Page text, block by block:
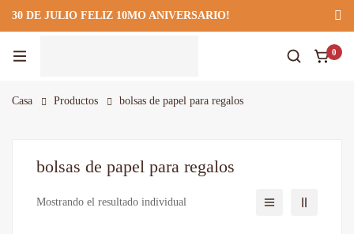
30 DE JULIO FELIZ 10MO ANIVERSARIO!
0
Casa Productos bolsas de papel para regalos
bolsas de papel para regalos
Mostrando el resultado individual